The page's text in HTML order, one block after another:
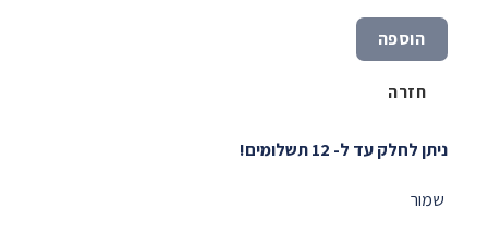
הוספה
חזרה
ניתן לחלק עד ל- 12 תשלומים!
שמור